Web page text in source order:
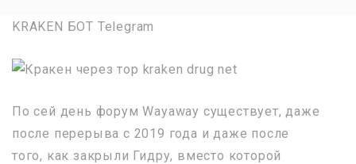
KRAKEN БОТ Telegram
По сей день форум Wayaway существует, даже
после перерыва с 2019 года и даже после
того, как закрыли Гидру, вместо которой